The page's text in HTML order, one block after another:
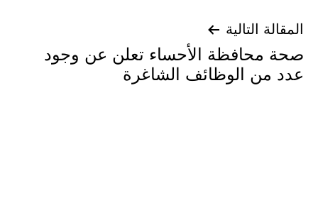
المقالة التالية
صحة محافظة الأحساء تعلن عن وجود
عدد من الوظائف الشاغرة